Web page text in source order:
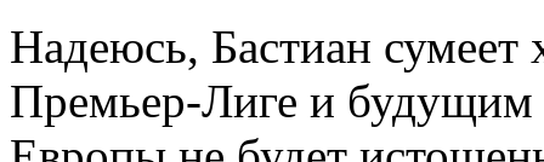
Надеюсь, Бастиан сумеет
Премьер-Лиге и будущим